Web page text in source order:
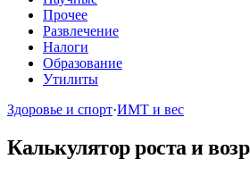
Прочее
Развлечение
Налоги
Образование
Утилиты
Здоровье и спорт·ИМТ и вес
Калькулятор роста и